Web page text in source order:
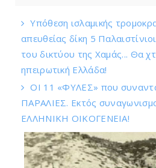
Υπόθεση ισλαμικής
απευθείας δίκη 5
του δικτύου της Χαμάς... Θα
ηπειρωτική Ελλάδα!
ΟΙ 11 «ΦΥΛΕΣ» που
ΠΑΡΑΛΙΕΣ. Εκτός
ΕΛΛΗΝΙΚΗ ΟΙΚΟΓΕΝΕΙΑ!